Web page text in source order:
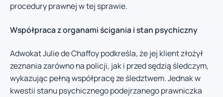
procedury prawnej w tej sprawie.
Współpraca z organami ścigania i stan psychiczny
Adwokat Julie de Chaffoy podkreśla, że jej klient złożył
zeznania zarówno na policji, jak i przed sędzią śledczym,
wykazując pełną współpracę ze śledztwem. Jednak w
kwestii stanu psychicznego podejrzanego prawniczka